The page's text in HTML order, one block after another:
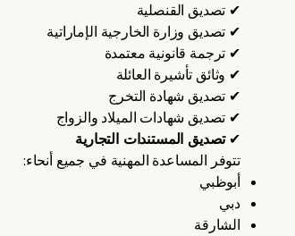
✔ تصديق القنصلية
✔ تصديق وزارة الخارجية الإماراتية
✔ ترجمة قانونية معتمدة
✔ وثائق تأشيرة العائلة
✔ تصديق شهادة التخرج
✔ تصديق شهادات الميلاد والزواج
✔تصديق المستندات التجارية
تتوفر المساعدة المهنية في جميع أنحاء:
أبوظبي
دبي
الشارقة